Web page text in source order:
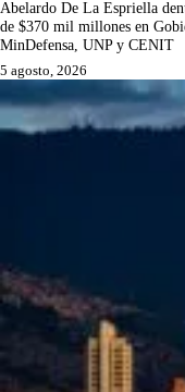
Abelardo De La Espriella
de $370 mil millones en
MinDefensa, UNP y CENIT
5 agosto, 2026